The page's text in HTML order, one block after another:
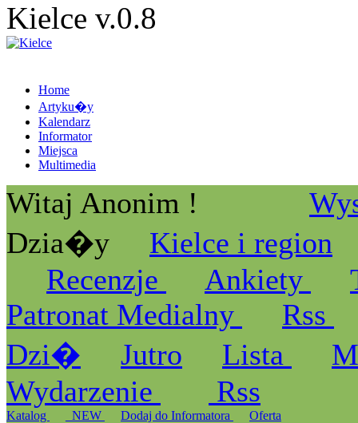
Kielce v.0.8
Home
Artyku�y
Kalendarz
Informator
Miejsca
Multimedia
Witaj Anonim !
Dzia�y
Kielce i region
Recenzje
Ankiety
Patronat Medialny
Rss
Dzi�
Jutro Lista
Wydarzenie
Rss
Katalog _NEW Dodaj do Informatora Oferta